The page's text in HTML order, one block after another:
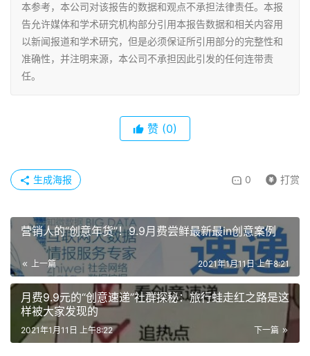
本参考，本公司对该报告的数据和观点不承担法律责任。本报
告允许媒体和学术研究机构部分引用本报告数据和相关内容用
以新闻报道和学术研究，但是必须保证所引用部分的完整性和
准确性，并注明来源，本公司不承担因此引发的任何连带责
任。
赞 (0)
0 打赏
生成海报
营销人的“创意年货”！9.9月费尝鲜最新最in创意案例
上一篇 2021年1月11日 上午8:21
月费9.9元的“创意速递”社群探秘：旅行蛙走红之路是这
样被大家发现的
下一篇
2021年1月11日 上午8:22